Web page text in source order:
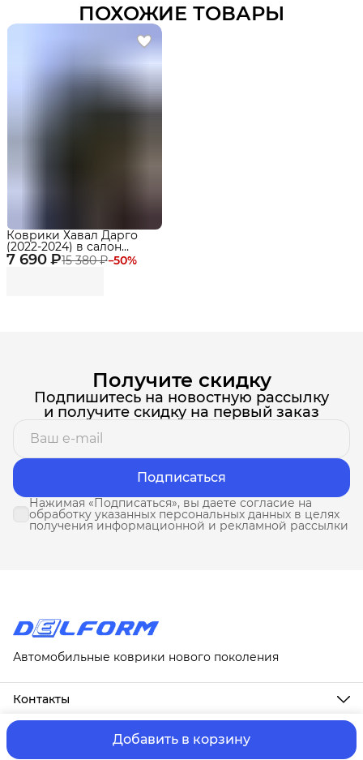
Добавить в корзину
ПОХОЖИЕ ТОВАРЫ
7 690 ₽15 380 ₽−50%
Коврики Хавал Дарго
(2022-2024) в салон
Haval Dargo с
бортиками, эва, eva
Получите скидку
Подпишитесь на новостную рассылку
и получите скидку на первый заказ
Подписаться
Нажимая «Подписаться», вы даете согласие на
обработку указанных персональных данных в целях
получения информационной и рекламной рассылки
Автомобильные коврики нового поколения
Контакты
Адрес
г. Москва, ул. Новослободская, д. 20, 1А
ⓒ ИП Третьякова Т.А.Оплата и Доставка